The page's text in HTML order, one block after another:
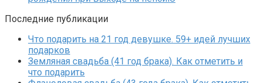
Последние публикации
Что подарить на 21 год девушке. 59+ идей лучших
подарков
Земляная свадьба (41 год брака). Как отметить и
что подарить